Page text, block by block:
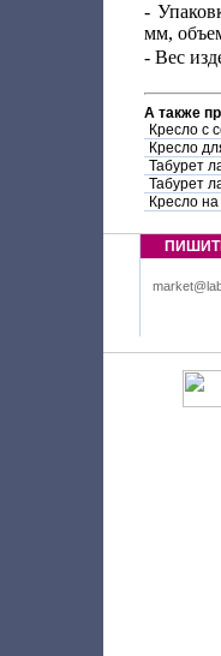
-
мм,
- Вес
А также
Кресло с
Кресло
Табурет
Табурет
Кресло